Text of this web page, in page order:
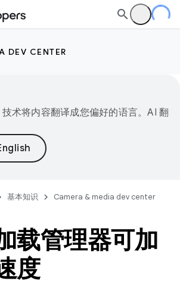
DEV CENTER
术将内容翻译成您偏好的语言。AI 翻
基本知识
Camera & media dev center
载管理器可加
度